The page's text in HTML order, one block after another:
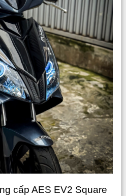
cấp AES EV2 Square